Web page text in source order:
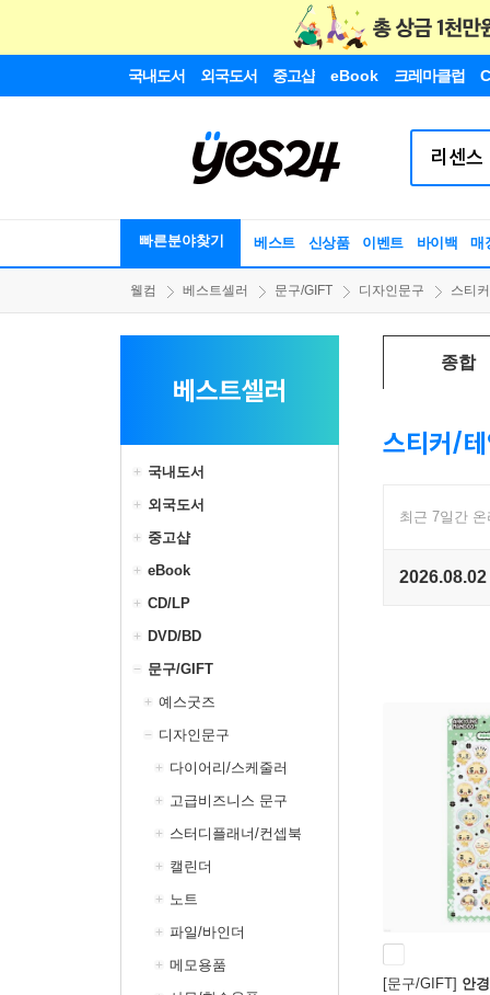
국내도서 외국도서 중고샵 eBook 크레마클럽
빠른분야찾기 베스트 신상품 이벤트 바이백 매
웰컴 베스트셀러 문구/GIFT 디자인문구 스티
베스트셀러
국내도서
외국도서
중고샵
eBook
CD/LP
DVD/BD
문구/GIFT
예스굿즈
디자인문구
다이어리/스케줄러
고급비즈니스 문구
스터디플래너/컨셉북
캘린더
노트
파일/바인더
메모용품
종합
스티커/
최근 7일간
[문구/GIFT] 안